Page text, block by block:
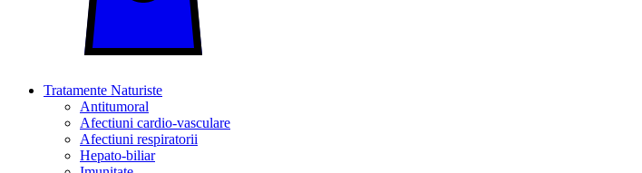
Tratamente Naturiste
Antitumoral
Afectiuni cardio-vasculare
Afectiuni respiratorii
Hepato-biliar